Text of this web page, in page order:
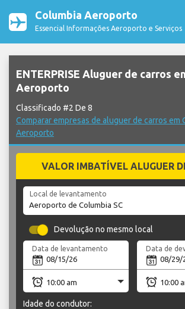
Columbia Aeroporto
Essencial Informações Aeroporto e Serviços
ENTERPRISE Aluguer de carros
Aeroporto
Classificado #2 De 8
Comparar empresas de aluguer de carros em
Aeroporto
VALOR IMBATÍVEL ALUGUER
Local de levantamento
Devolução no mesmo local
Data de levantamento Data de
Idade do condutor: